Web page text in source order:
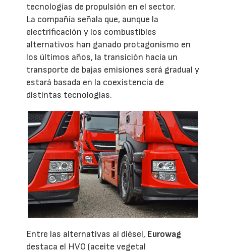
tecnologías de propulsión en el sector.
La compañía señala que, aunque la
electrificación y los combustibles
alternativos han ganado protagonismo en
los últimos años, la transición hacia un
transporte de bajas emisiones será gradual y
estará basada en la coexistencia de
distintas tecnologías.
Entre las alternativas al diésel, Eurowag
destaca el HVO (aceite vegetal